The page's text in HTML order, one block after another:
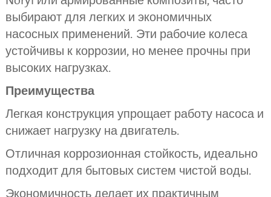
выбирают для легких и экономичных
насосных применений. Эти рабочие колеса
устойчивы к коррозии, но менее прочны при
высоких нагрузках.
Преимущества
Легкая конструкция упрощает работу насоса и
снижает нагрузку на двигатель.
Отличная коррозионная стойкость, идеально
подходит для бытовых систем чистой воды.
Экономичность делает их практичным